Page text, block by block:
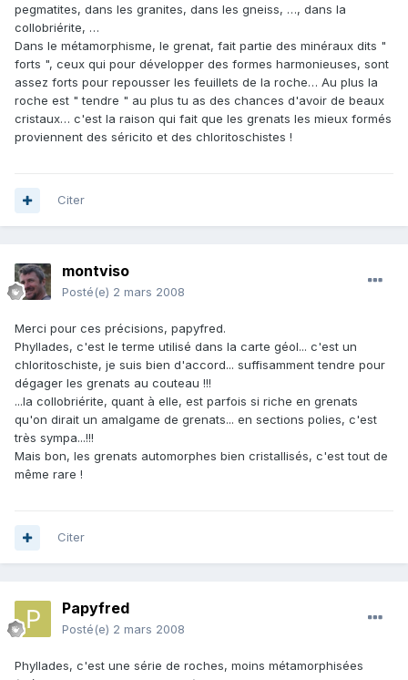
pegmatites, dans les granites, dans les gneiss, …, dans la
collobriérite, …
Dans le métamorphisme, le grenat, fait partie des minéraux dits "
forts ", ceux qui pour développer des formes harmonieuses, sont
assez forts pour repousser les feuillets de la roche… Au plus la
roche est " tendre " au plus tu as des chances d'avoir de beaux
cristaux… c'est la raison qui fait que les grenats les mieux formés
proviennent des séricito et des chloritoschistes !
Citer
montviso
Posté(e) 2 mars 2008
Merci pour ces précisions, papyfred.
Phyllades, c'est le terme utilisé dans la carte géol... c'est un
chloritoschiste, je suis bien d'accord... suffisamment tendre pour
dégager les grenats au couteau !!!
...la collobriérite, quant à elle, est parfois si riche en grenats
qu'on dirait un amalgame de grenats... en sections polies, c'est
très sympa...!!!
Mais bon, les grenats automorphes bien cristallisés, c'est tout de
même rare !
Citer
Papyfred
Posté(e) 2 mars 2008
Phyllades, c'est une série de roches, moins métamorphisées